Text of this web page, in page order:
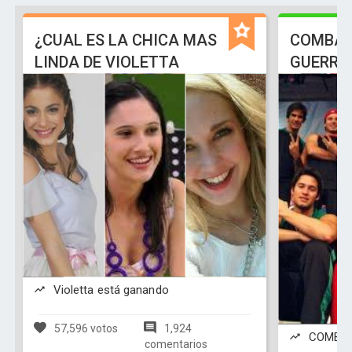
¿CUAL ES LA CHICA MAS
LINDA DE VIOLETTA
Violetta está ganando
57,596 votos
1,924
comentarios
GUERRA